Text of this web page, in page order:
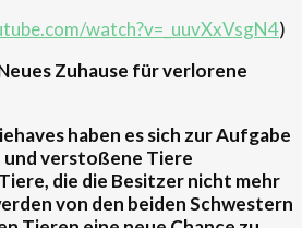
watch?v=_uuvXxVsgN4)
Zuhause für verlorene
haben es sich zur Aufgabe
und verstoßene Tiere
die die Besitzer nicht mehr
von den beiden Schwestern